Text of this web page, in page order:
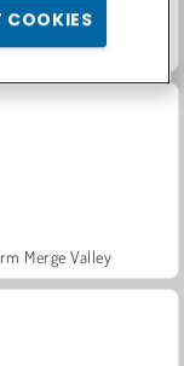
Let's Fish!
Merge Valley
COOKIES